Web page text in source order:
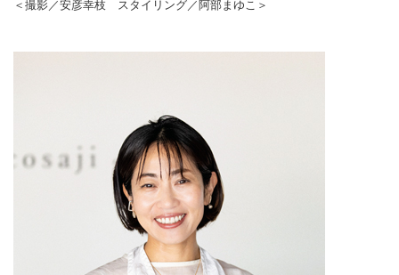
＜撮影／安彦幸枝 スタイリング／阿部まゆこ＞